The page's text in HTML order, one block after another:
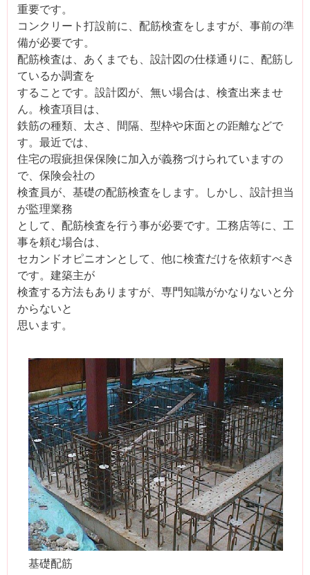
重要です。
コンクリート打設前に、配筋検査をしますが、事前の準
備が必要です。
配筋検査は、あくまでも、設計図の仕様通りに、配筋し
ているか調査を
することです。設計図が、無い場合は、検査出来ませ
ん。検査項目は、
鉄筋の種類、太さ、間隔、型枠や床面との距離などで
す。最近では、
住宅の瑕疵担保保険に加入が義務づけられていますの
で、保険会社の
検査員が、基礎の配筋検査をします。しかし、設計担当
が監理業務
として、配筋検査を行う事が必要です。工務店等に、工
事を頼む場合は、
セカンドオピニオンとして、他に検査だけを依頼すべき
です。建築主が
検査する方法もありますが、専門知識がかなりないと分
からないと
思います。
基礎配筋